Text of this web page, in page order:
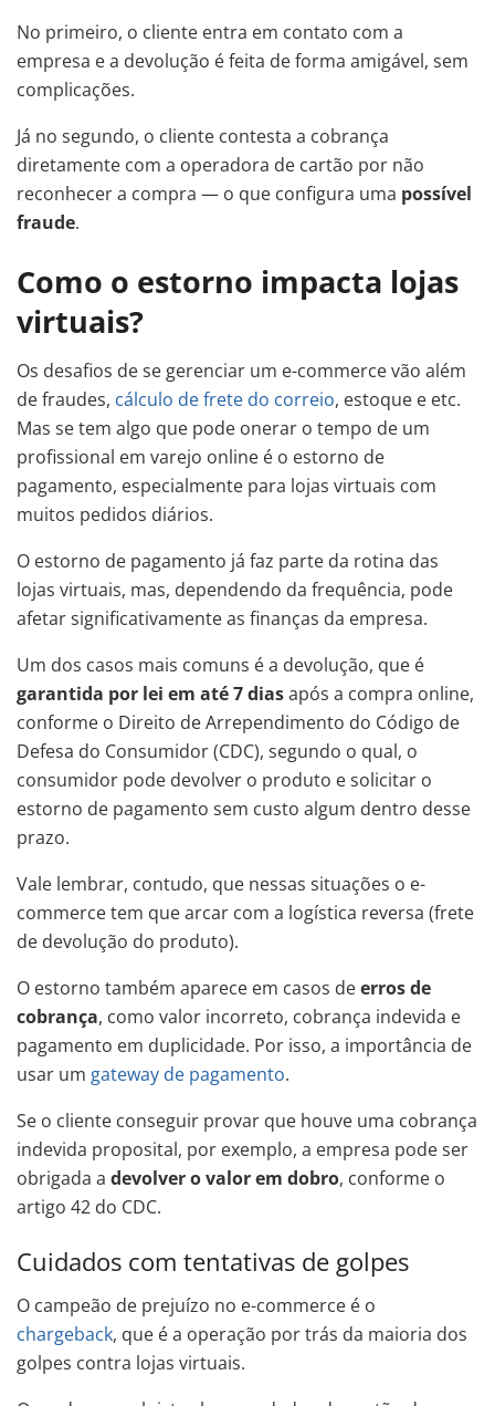
No primeiro, o cliente entra em contato com a
empresa e a devolução é feita de forma amigável, sem
complicações.
Já no segundo, o cliente contesta a cobrança
diretamente com a operadora de cartão por não
reconhecer a compra — o que configura uma possível
fraude.
Como o estorno impacta lojas
virtuais?
Os desafios de se gerenciar um e-commerce vão além
de fraudes, cálculo de frete do correio, estoque e etc.
Mas se tem algo que pode onerar o tempo de um
profissional em varejo online é o estorno de
pagamento, especialmente para lojas virtuais com
muitos pedidos diários.
O estorno de pagamento já faz parte da rotina das
lojas virtuais, mas, dependendo da frequência, pode
afetar significativamente as finanças da empresa.
Um dos casos mais comuns é a devolução, que é
garantida por lei em até 7 diasapós a compra online,
conforme o Direito de Arrependimento do Código de
Defesa do Consumidor (CDC), segundo o qual, o
consumidor pode devolver o produto e solicitar o
estorno de pagamento sem custo algum dentro desse
prazo.
Vale lembrar, contudo, que nessas situações o e-
commerce tem que arcar com a logística reversa (frete
de devolução do produto).
O estorno também aparece em casos deerros de
cobrança, como valor incorreto, cobrança indevida e
pagamento em duplicidade. Por isso, a importância de
usar um gateway de pagamento.
Se o cliente conseguir provar que houve uma cobrança
indevida proposital, por exemplo, a empresa pode ser
obrigada a devolver o valor em dobro, conforme o
artigo 42 do CDC.
Cuidados com tentativas de golpes
O campeão de prejuízo no e-commerce é o
chargeback, que é a operação por trás da maioria dos
golpes contra lojas virtuais.